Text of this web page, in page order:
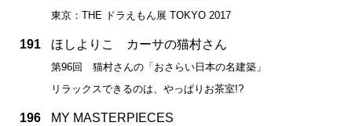
東京：THE ドラえもん展 TOKYO 2017
191 ほしよりこ カーサの猫村さん
第96回 猫村さんの「おさらい日本の名建築」
リラックスできるのは、やっぱりお茶室!?
196 MY MASTERPIECES